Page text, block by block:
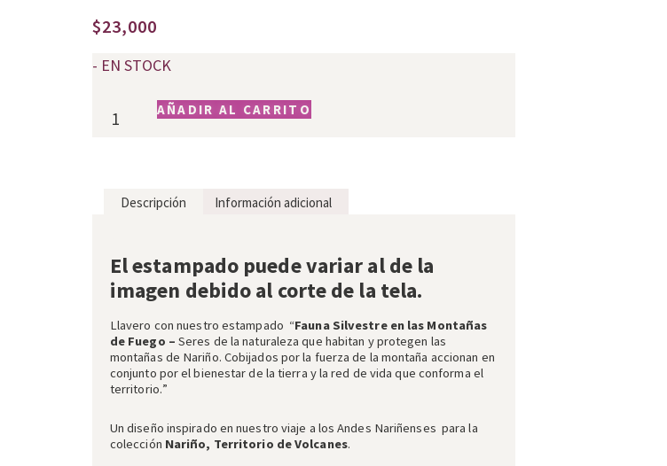
$23,000
- EN STOCK
AÑADIR AL CARRITO
Descripción Información adicional
El estampado puede variar al de la
imagen debido al corte de la tela.
Llavero con nuestro estampado “Fauna Silvestre en las Montañas
de Fuego –Seres de la naturaleza que habitan y protegen las
montañas de Nariño. Cobijados por la fuerza de la montaña accionan en
conjunto por el bienestar de la tierra y la red de vida que conforma el
territorio.”
Un diseño inspirado en nuestro viaje a los Andes Nariñenses para la
colección Nariño, Territorio de Volcanes.